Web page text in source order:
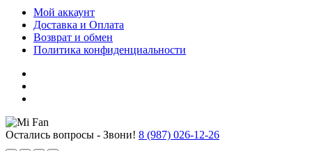
Мой аккаунт
Доставка и Оплата
Возврат и обмен
Политика конфиденциальности
Остались вопросы - Звони! 8 (987) 026-12-26